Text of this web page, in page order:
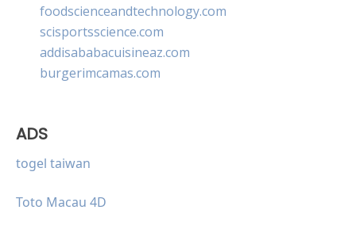
foodscienceandtechnology.com
scisportsscience.com
addisababacuisineaz.com
burgerimcamas.com
ADS
togel taiwan
Toto Macau 4D